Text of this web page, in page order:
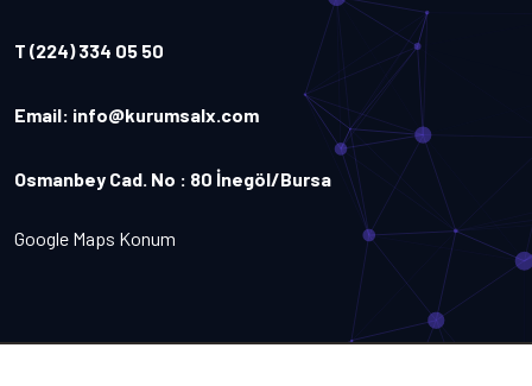
T (224) 334 05 50
Email: info@kurumsalx.com
Osmanbey Cad. No : 80 İnegöl/Bursa
Google Maps Konum